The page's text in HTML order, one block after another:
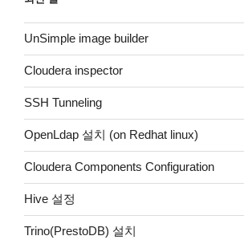
UnSimple image builder
Cloudera inspector
SSH Tunneling
OpenLdap 설치 (on Redhat linux)
Cloudera Components Configuration
Hive 설정
Trino(PrestoDB) 설치